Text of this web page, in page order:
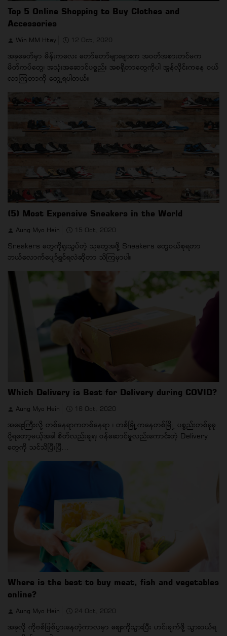
Top 5 Online Shopping to Buy Clothes and
Accessories
Win MM Htay 12 Oct, 2020
အခုခေတ်မှာ မိန်းကလေး တော်တော်များများက အဝတ်အစားတင်မက
မိတ်ကပ်တွေ၊ အသုံးအဆောင်ပစ္စည်း အစရှိတာတွေကိုပါ အွန်လိုင်းကနေ ဝယ်
လာကြတာကို တွေ့ရပါတယ်။
(5) Most Expensive Sneakers in the World
Aung Myo Hein 15 Oct, 2020
Sneakers တွေကိုရူးသွပ်တဲ့ သူတွေအဖို့ Sneakers တွေဝယ်စုရတာ
ဘယ်လောက်ပျော်ရွင်ရလဲဆိုတာ သိကြမှာပါ။
Which Delivery is Best for Delivery during COVID?
Aung Myo Hein 16 Oct, 2020
အရေးကြီးလို့ တစ်နေရာကတစ်နေရာ ၊ တစ်မြို့ကနေတစ်မြို့ ပစ္စည်းတစ်ခုခု
ပို့ရတော့မယ့်အခါ စိတ်လည်းချရ၊ ဝန်ဆောင်မှုလည်းကောင်းတဲ့ Delivery
တွေကို သင်သိပြီးပြီ...
Where is the best to buy meat, fish and vegetables
online?
Aung Myo Hein 24 Oct, 2020
အခုလို ကိုဗစ်ဖြစ်ပွားနေတဲ့ကာလမှာ စျေးကိုသွားပြီး ဟင်းချက်ဖို့ သွားဝယ်ရ